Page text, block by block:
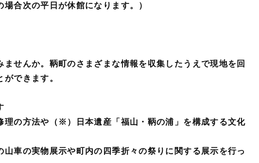
合次の平日が休館になります。）
せんか。鞆町のさまざまな情報を収集したうえで現地を回
できます。
の方法や（※）日本遺産「福山・鞆の浦」を構成する文化
車の実物展示や町内の四季折々の祭りに関する展示を行っ